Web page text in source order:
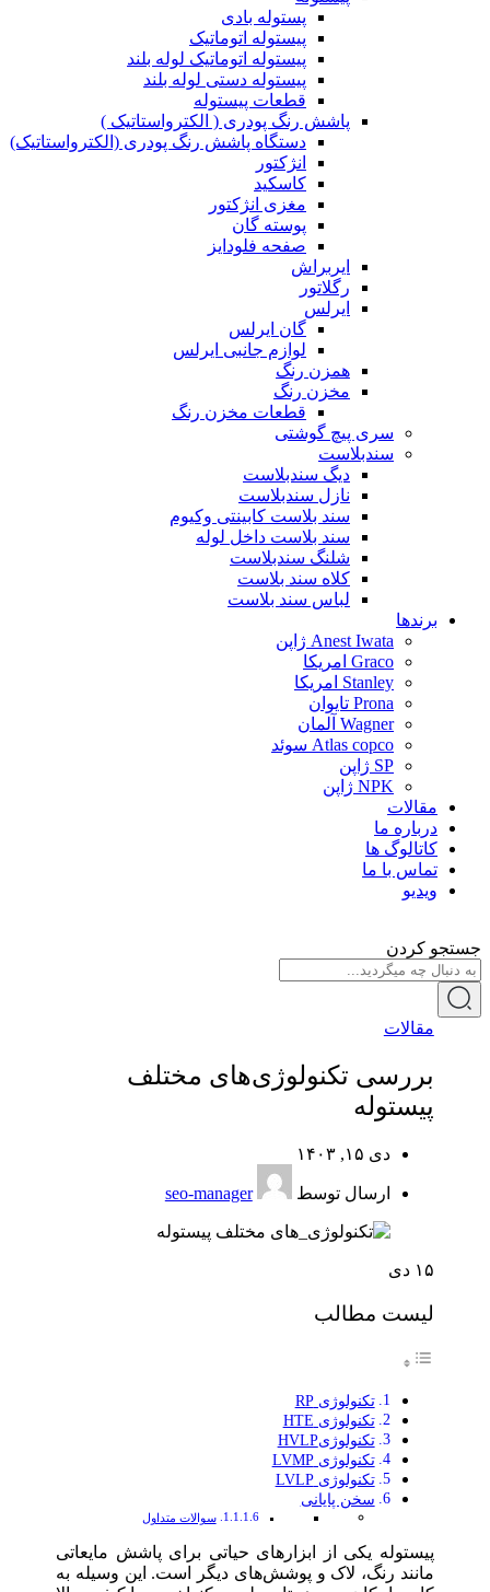
پستوله بادی
پیستوله اتوماتیک
پیستوله اتوماتیک لوله بلند
پیستوله دستی لوله بلند
قطعات پیستوله
پاشش رنگ پودری ( الکترواستاتیک )
دستگاه پاشش رنگ پودری (الکترواستاتیک)
انژکتور
کاسکید
مغزی انژکتور
پوسته گان
صفحه فلودایز
ایربراش
رگلاتور
ایرلس
گان ایرلس
لوازم جانبی ایرلس
همزن رنگ
مخزن رنگ
قطعات مخزن رنگ
سری پیچ گوشتی
سندبلاست
دیگ سندبلاست
نازل سندبلاست
سند بلاست کابینتی وکیوم
سند بلاست داخل لوله
شلنگ سندبلاست
کلاه سند بلاست
لباس سند بلاست
برندها
Anest Iwata ژاپن
Graco امریکا
Stanley امریکا
Prona تایوان
Wagner آلمان
Atlas copco سوئد
SP ژاپن
NPK ژاپن
مقالات
درباره ما
کاتالوگ ها
تماس با ما
ویدیو
جستجو کردن
مقالات
بررسی تکنولوژی‌های مختلف
پیستوله
دی ۱۵, ۱۴۰۳
ارسال توسط seo-manager
۱۵ دی
لیست مطالب
تکنولوژی RP
تکنولوژی HTE
تکنولوژیHVLP
تکنولوژی LVMP
تکنولوژی LVLP
سخن پایانی
سوالات متداول
پیستوله یکی از ابزارهای حیاتی برای پاشش مایعاتی
مانند رنگ، لاک و پوشش‌های دیگر است. این وسیله به